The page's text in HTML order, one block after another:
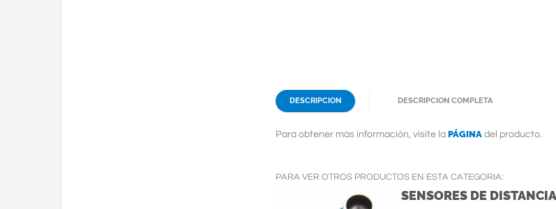
DESCRIPCION DESCRIPCION COMPLETA
Para obtener más información, visite la PÁGINA del producto.
PARA VER OTROS PRODUCTOS EN ESTA CATEGORIA:
SENSORES DE